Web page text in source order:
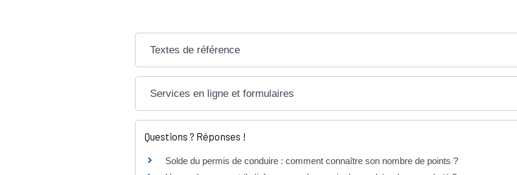
Textes de référence
Services en ligne et formulaires
Questions ? Réponses !
Solde du permis de conduire : comment connaître son nombre de points ?